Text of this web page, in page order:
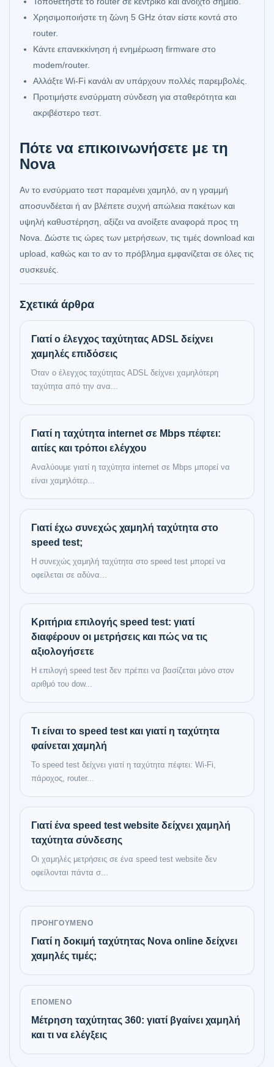
Χρησιμοποιήστε τη ζώνη 5 GHz όταν είστε κοντά στο
router.
Κάντε επανεκκίνηση ή ενημέρωση firmware στο
modem/router.
Αλλάξτε Wi‑Fi κανάλι αν υπάρχουν πολλές παρεμβολές.
Προτιμήστε ενσύρματη σύνδεση για σταθερότητα και
ακριβέστερο τεστ.
Πότε να επικοινωνήσετε με τη
Nova
Αν το ενσύρματο τεστ παραμένει χαμηλό, αν η γραμμή
αποσυνδέεται ή αν βλέπετε συχνή απώλεια πακέτων και
υψηλή καθυστέρηση, αξίζει να ανοίξετε αναφορά προς τη
Nova. Δώστε τις ώρες των μετρήσεων, τις τιμές download και
upload, καθώς και το αν το πρόβλημα εμφανίζεται σε όλες τις
συσκευές.
Σχετικά άρθρα
Γιατί ο έλεγχος ταχύτητας ADSL δείχνει
χαμηλές επιδόσεις
Όταν ο έλεγχος ταχύτητας ADSL δείχνει χαμηλότερη
ταχύτητα από την ανα...
Γιατί η ταχύτητα internet σε Mbps πέφτει:
αιτίες και τρόποι ελέγχου
Αναλύουμε γιατί η ταχύτητα internet σε Mbps μπορεί να
είναι χαμηλότερ...
Γιατί έχω συνεχώς χαμηλή ταχύτητα στο
speed test;
Η συνεχώς χαμηλή ταχύτητα στο speed test μπορεί να
οφείλεται σε αδύνα...
Κριτήρια επιλογής speed test: γιατί
διαφέρουν οι μετρήσεις και πώς να τις
αξιολογήσετε
Η επιλογή speed test δεν πρέπει να βασίζεται μόνο στον
αριθμό του dow...
Τι είναι το speed test και γιατί η ταχύτητα
φαίνεται χαμηλή
Το speed test δείχνει γιατί η ταχύτητα πέφτει: Wi‑Fi,
πάροχος, router...
Γιατί ένα speed test website δείχνει χαμηλή
ταχύτητα σύνδεσης
Οι χαμηλές μετρήσεις σε ένα speed test website δεν
οφείλονται πάντα σ...
ΠΡΟΗΓΟΎΜΕΝΟ
Γιατί η δοκιμή ταχύτητας Nova online δείχνει
χαμηλές τιμές;
ΕΠΌΜΕΝΟ
Μέτρηση ταχύτητας 360: γιατί βγαίνει χαμηλή
και τι να ελέγξεις